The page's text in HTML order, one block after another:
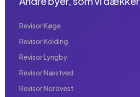
Revisor Køge
Revisor Kolding
Revisor Lyngby
Revisor Næstved
Revisor Nordvest